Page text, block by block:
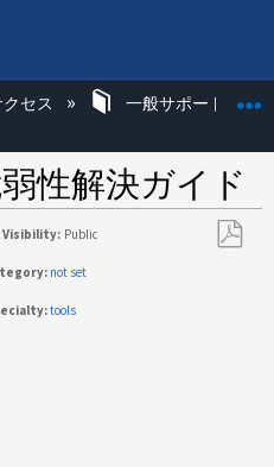
開/折りたたむ
セス 一般サポート
性解決ガイド
Visibility: Public
not set
tools